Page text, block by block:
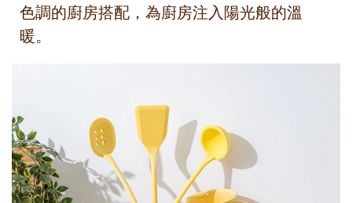
色調的廚房搭配，為廚房注入陽光般的溫
暖。